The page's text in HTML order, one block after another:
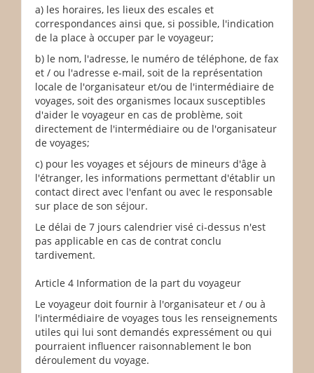
a) les horaires, les lieux des escales et
correspondances ainsi que, si possible, l'indication
de la place à occuper par le voyageur;
b) le nom, l'adresse, le numéro de téléphone, de fax
et / ou l'adresse e-mail, soit de la représentation
locale de l'organisateur et/ou de l'intermédiaire de
voyages, soit des organismes locaux susceptibles
d'aider le voyageur en cas de problème, soit
directement de l'intermédiaire ou de l'organisateur
de voyages;
c) pour les voyages et séjours de mineurs d'âge à
l'étranger, les informations permettant d'établir un
contact direct avec l'enfant ou avec le responsable
sur place de son séjour.
Le délai de 7 jours calendrier visé ci-dessus n'est
pas applicable en cas de contrat conclu
tardivement.
Article 4 Information de la part du voyageur
Le voyageur doit fournir à l'organisateur et / ou à
l'intermédiaire de voyages tous les renseignements
utiles qui lui sont demandés expressément ou qui
pourraient influencer raisonnablement le bon
déroulement du voyage.